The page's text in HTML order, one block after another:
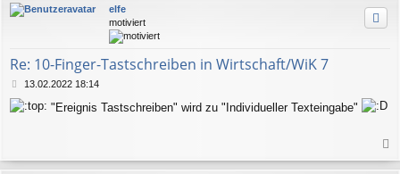
elfe
motiviert
Re: 10-Finger-Tastschreiben in Wirtschaft/WiK 7
B
e
i
g
13.02.2022 18:14
"Ereignis Tastschreiben" wird zu "Individueller Texteingabe"
a